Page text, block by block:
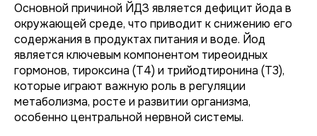
Основной причиной ЙДЗ является дефицит йода в
окружающей среде, что приводит к снижению его
содержания в продуктах питания и воде. Йод
является ключевым компонентом тиреоидных
гормонов, тироксина (T4) и трийодтиронина (T3),
которые играют важную роль в регуляции
метаболизма, росте и развитии организма,
особенно центральной нервной системы.